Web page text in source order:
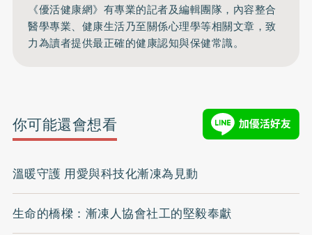
《優活健康網》有專業的記者及編輯團隊，內容整合
醫學專業、健康生活乃至關係心理學等相關文章，致
力為讀者提供最正確的健康認知與保健常識。
你可能還會想看
溫暖守護 用愛與科技化漸凍為見動
生命的橋樑：漸凍人協會社工的堅毅奉獻